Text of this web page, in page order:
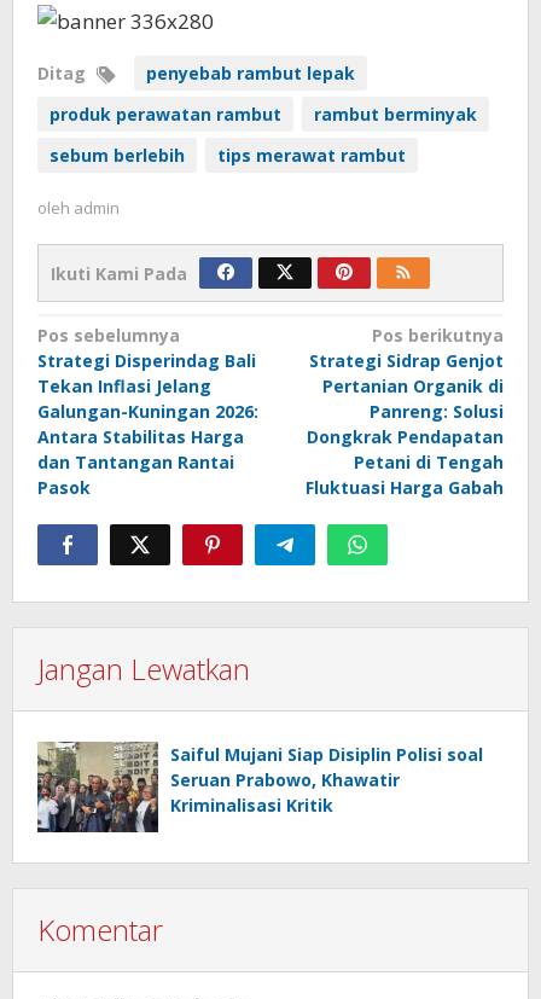
Ditag
penyebab rambut lepak
produk perawatan rambut
rambut berminyak
sebum berlebih
tips merawat rambut
oleh admin
Ikuti Kami Pada
Navigasi
pos
Pos sebelumnya
Strategi Disperindag Bali
Tekan Inflasi Jelang
Galungan-Kuningan 2026:
Antara Stabilitas Harga
dan Tantangan Rantai
Pasok
Pos berikutnya
Strategi Sidrap Genjot
Pertanian Organik di
Panreng: Solusi
Dongkrak Pendapatan
Petani di Tengah
Fluktuasi Harga Gabah
Jangan Lewatkan
Saiful Mujani Siap Disiplin Polisi soal
Seruan Prabowo, Khawatir
Kriminalisasi Kritik
Komentar